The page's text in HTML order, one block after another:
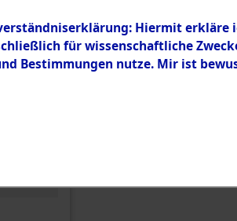
Hiermit erkläre
für wissenschaftliche
Bestimmungen nutze. Mir ist